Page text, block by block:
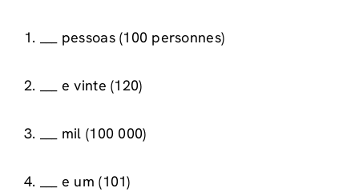
1. ___ pessoas (100 personnes)
2. ___ e vinte (120)
3. ___ mil (100 000)
4. ___ e um (101)